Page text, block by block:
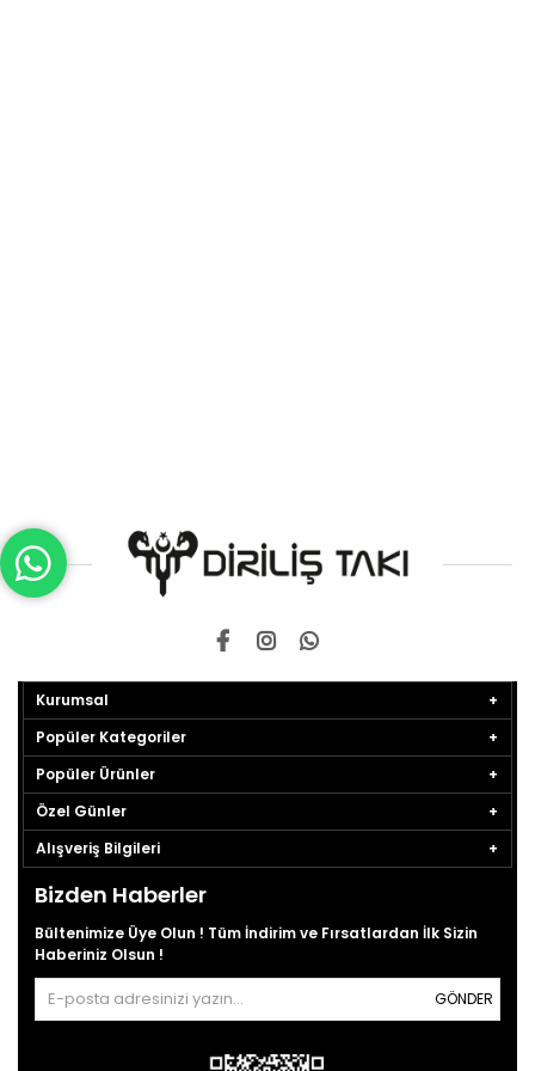
Kurumsal
Popüler Kategoriler
Popüler Ürünler
Özel Günler
Alışveriş Bilgileri
Bizden Haberler
Bültenimize Üye Olun ! Tüm İndirim ve Fırsatlardan İlk Sizin
Haberiniz Olsun !
GÖNDER